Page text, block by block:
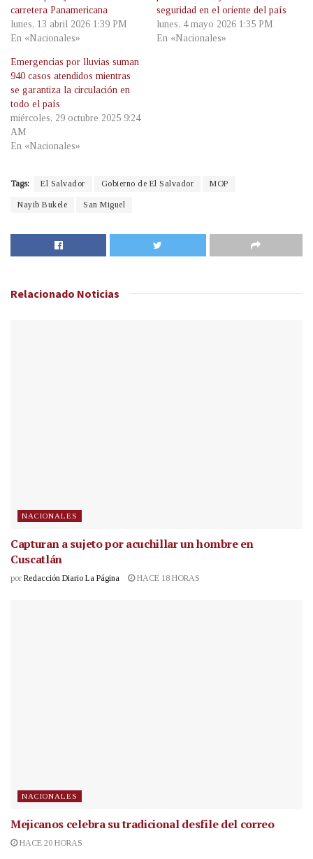
carretera Panamericana
lunes, 13 abril 2026 1:39 PM
En «Nacionales»
seguridad en el oriente del país
lunes, 4 mayo 2026 1:35 PM
En «Nacionales»
Emergencias por lluvias suman
940 casos atendidos mientras
se garantiza la circulación en
todo el país
miércoles, 29 octubre 2025 9:24
AM
En «Nacionales»
Tags: El Salvador Gobierno de El Salvador MOP
Nayib Bukele San Miguel
Relacionado Noticias
NACIONALES
Capturan a sujeto por acuchillar un hombre en
Cuscatlán
por Redacción Diario La Página HACE 18 HORAS
NACIONALES
Mejicanos celebra su tradicional desfile del correo
HACE 20 HORAS